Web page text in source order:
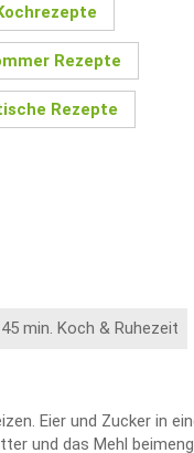
Rezepte
Rezepte
45 min. Koch & Ruhezeit
Eier und Zucker in
und das Mehl